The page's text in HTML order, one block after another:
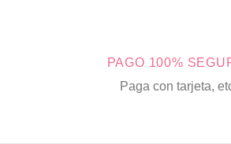
PAGO 100%
Paga con tarjeta,